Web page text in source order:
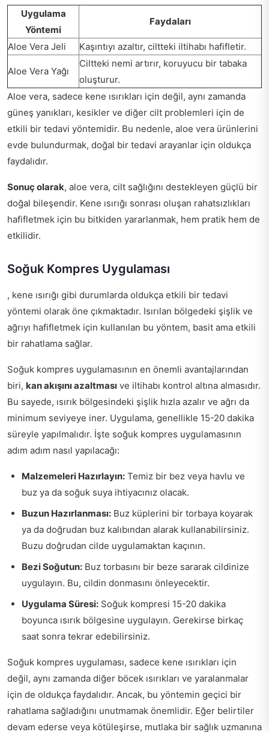
Uygulama
Yöntemi
Faydaları
Aloe Vera Jeli Kaşıntıyı azaltır, ciltteki iltihabı hafifletir.
Aloe Vera Yağı
Ciltteki nemi artırır, koruyucu bir tabaka
oluşturur.
Aloe vera, sadece kene ısırıkları için değil, aynı zamanda
güneş yanıkları, kesikler ve diğer cilt problemleri için de
etkili bir tedavi yöntemidir. Bu nedenle, aloe vera ürünlerini
evde bulundurmak, doğal bir tedavi arayanlar için oldukça
faydalıdır.
Sonuç olarak, aloe vera, cilt sağlığını destekleyen güçlü bir
doğal bileşendir. Kene ısırığı sonrası oluşan rahatsızlıkları
hafifletmek için bu bitkiden yararlanmak, hem pratik hem de
etkilidir.
Soğuk Kompres Uygulaması
, kene ısırığı gibi durumlarda oldukça etkili bir tedavi
yöntemi olarak öne çıkmaktadır. Isırılan bölgedeki şişlik ve
ağrıyı hafifletmek için kullanılan bu yöntem, basit ama etkili
bir rahatlama sağlar.
Soğuk kompres uygulamasının en önemli avantajlarından
biri, kan akışını azaltması ve iltihabı kontrol altına almasıdır.
Bu sayede, ısırık bölgesindeki şişlik hızla azalır ve ağrı da
minimum seviyeye iner. Uygulama, genellikle 15-20 dakika
süreyle yapılmalıdır. İşte soğuk kompres uygulamasının
adım adım nasıl yapılacağı:
Malzemeleri Hazırlayın: Temiz bir bez veya havlu ve
buz ya da soğuk suya ihtiyacınız olacak.
Buzun Hazırlanması: Buz küplerini bir torbaya koyarak
ya da doğrudan buz kalıbından alarak kullanabilirsiniz.
Buzu doğrudan cilde uygulamaktan kaçının.
Bezi Soğutun: Buz torbasını bir beze sararak cildinize
uygulayın. Bu, cildin donmasını önleyecektir.
Uygulama Süresi: Soğuk kompresi 15-20 dakika
boyunca ısırık bölgesine uygulayın. Gerekirse birkaç
saat sonra tekrar edebilirsiniz.
Soğuk kompres uygulaması, sadece kene ısırıkları için
değil, aynı zamanda diğer böcek ısırıkları ve yaralanmalar
için de oldukça faydalıdır. Ancak, bu yöntemin geçici bir
rahatlama sağladığını unutmamak önemlidir. Eğer belirtiler
devam ederse veya kötüleşirse, mutlaka bir sağlık uzmanına